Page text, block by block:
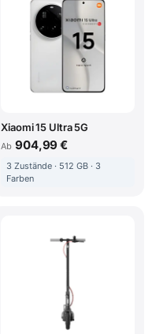
Xiaomi 15 Ultra 5G
Ab 904,99 €
3 Zustände · 512 GB · 3
Farben